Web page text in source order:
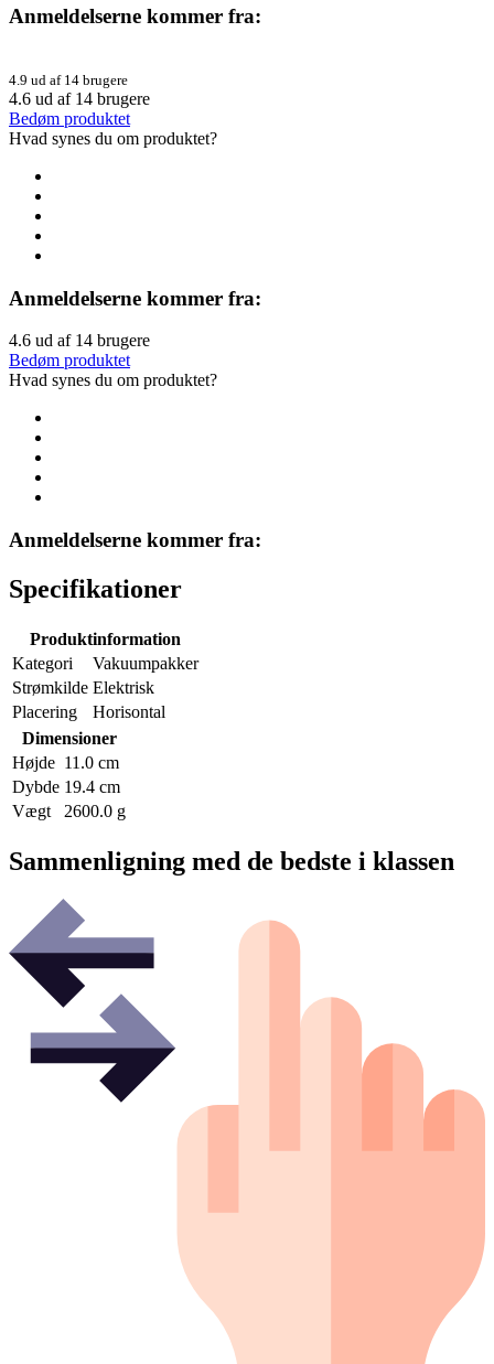
Anmeldelserne kommer fra:
4.9 ud af 14 brugere
4.6 ud af 14 brugere
Bedøm produktet
Hvad synes du om produktet?
Anmeldelserne kommer fra:
4.6 ud af 14 brugere
Bedøm produktet
Hvad synes du om produktet?
Anmeldelserne kommer fra:
Specifikationer
Produktinformation
Kategori
Vakuumpakker
Strømkilde Elektrisk
Placering
Horisontal
Dimensioner
Højde 11.0 cm
Dybde 19.4 cm
Vægt
2600.0 g
Sammenligning med de bedste i klassen